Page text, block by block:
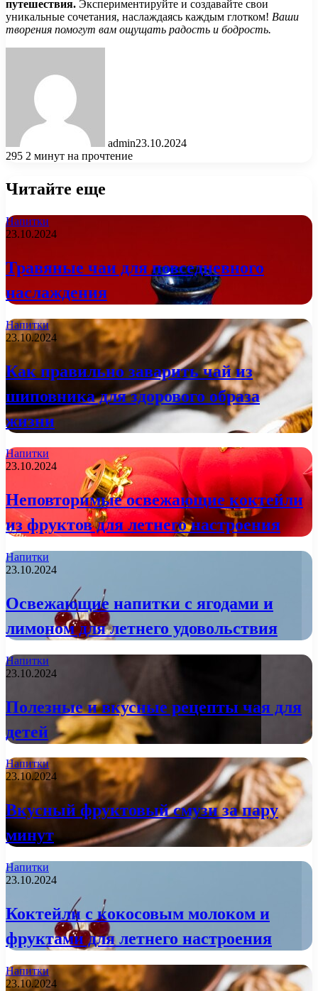
путешествия. Экспериментируйте и создавайте свои
уникальные сочетания, наслаждаясь каждым глотком! Ваши
творения помогут вам ощущать радость и бодрость.
admin23.10.2024
295 2 минут на прочтение
Читайте еще
Напитки
23.10.2024
Травяные чаи для повседневного
наслаждения
Напитки
23.10.2024
Как правильно заварить чай из
шиповника для здорового образа
жизни
Напитки
23.10.2024
Неповторимые освежающие коктейли
из фруктов для летнего настроения
Напитки
23.10.2024
Освежающие напитки с ягодами и
лимоном для летнего удовольствия
Напитки
23.10.2024
Полезные и вкусные рецепты чая для
детей
Напитки
23.10.2024
Вкусный фруктовый смузи за пару
минут
Напитки
23.10.2024
Коктейли с кокосовым молоком и
фруктами для летнего настроения
Напитки
23.10.2024